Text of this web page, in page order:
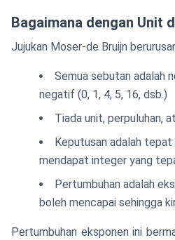
Bagaimana dengan Unit
Jujukan Moser-de Bruijn
Semua sebutan adalah
negatif (0, 1, 4, 5, 16, dsb.)
Tiada unit, perpuluhan,
Keputusan adalah
mendapat integer yang
Pertumbuhan adalah
boleh mencapai sehingga
Pertumbuhan eksponen ini